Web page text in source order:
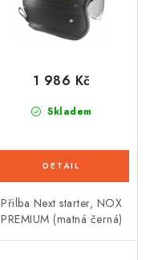
Skladem
1 986 Kč
Přilba Next starter, NOX
PREMIUM (matná černá)